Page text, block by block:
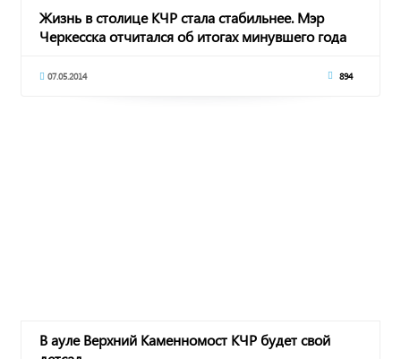
Жизнь в столице КЧР стала стабильнее. Мэр
Черкесска отчитался об итогах минувшего года
07.05.2014 894
В ауле Верхний Каменномост КЧР будет свой